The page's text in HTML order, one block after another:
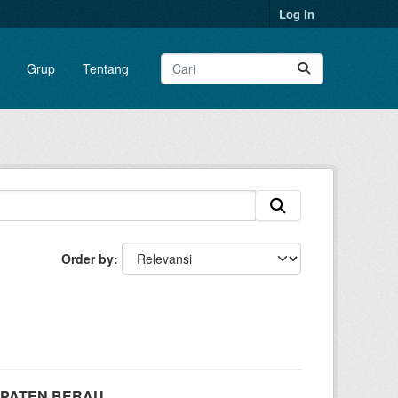
Log in
Grup Tentang
Order by